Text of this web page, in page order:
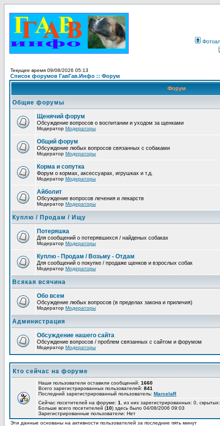
Текущее время 09/08/2026 05:13
Список форумов ГавГав.Инфо :: Форум
Форум
Общие форумы
Щенячий форум
Обсуждение вопросов о воспитании и уходом за щенками
Модератор Модераторы
Общий форум
Обсуждение любых вопросов связанных с собаками
Модератор Модераторы
Корма и сопутка
Форум о кормах, аксессуарах, игрушках и т.д.
Модератор Модераторы
Айболит
Обсуждение вопросов лечения и лекарств
Модератор Модераторы
Куплю / Продам / Ищу
Потеряшка
Для сообщений о потерявшихся / найденых собаках
Модератор Модераторы
Куплю - Продам / Возьму - Отдам
Для сообщений о покупке / продаже щенков и взрослых собак
Модератор Модераторы
Всякая всячина
Обо всем
Обсуждение любых вопросов (в пределах закона и приличия)
Модератор Модераторы
Администрация
Обсуждение нашего сайта
Обсуждение вопросов / проблем связанных с сайтом и форумом
Модератор Модераторы
Кто сейчас на форуме
Наши пользователи оставили сообщений: 1660
Всего зарегистрированных пользователей: 841
Последний зарегистрированный пользователь: MarcelaR
Сейчас посетителей на форуме: 1
, из них зарегистрированных: 0,
Больше всего посетителей (10) здесь было 04/08/2006 09:03
Зарегистрированные пользователи: Нет
Эти данные основаны на активности пользователей за последние пять минут